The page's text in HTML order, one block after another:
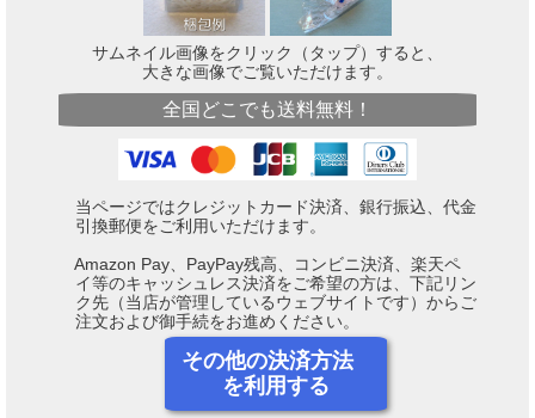
サムネイル画像をクリック（タップ）すると、
大きな画像でご覧いただけます。
全国どこでも送料無料！
当ページではクレジットカード決済、銀行振込、代金
引換郵便をご利用いただけます。
Amazon Pay、PayPay残高、コンビニ決済、楽天ペ
イ等のキャッシュレス決済をご希望の方は、下記リン
ク先（当店が管理しているウェブサイトです）からご
注文および御手続をお進めください。
その他の決済方法
を利用する